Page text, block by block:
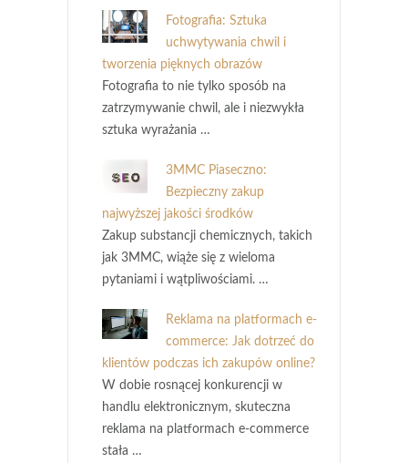
Fotografia: Sztuka
uchwytywania chwil i
tworzenia pięknych obrazów
Fotografia to nie tylko sposób na
zatrzymywanie chwil, ale i niezwykła
sztuka wyrażania …
3MMC Piaseczno:
Bezpieczny zakup
najwyższej jakości środków
Zakup substancji chemicznych, takich
jak 3MMC, wiąże się z wieloma
pytaniami i wątpliwościami. …
Reklama na platformach e-
commerce: Jak dotrzeć do
klientów podczas ich zakupów online?
W dobie rosnącej konkurencji w
handlu elektronicznym, skuteczna
reklama na platformach e-commerce
stała …